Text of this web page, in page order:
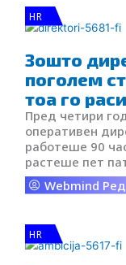
Според
година во
останаа повеќе
бранот на
минатата
вработени го
во текот на
HR
Зошто
поголем
тоа го
Пред четири
оперативен
работеше 90
растеше пет
понудено
почувствува
на две
најважната
Webmind
HR